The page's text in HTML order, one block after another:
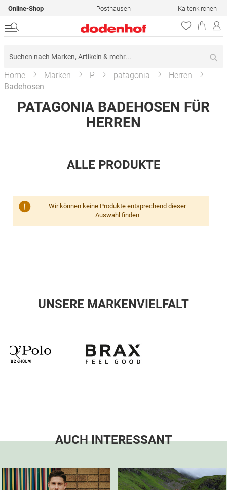
Online-Shop Posthausen Kaltenkirchen
Home Marken P patagonia
Herren
Badehosen
PATAGONIA BADEHOSEN FÜR
HERREN
ALLE PRODUKTE
Wir können keine Produkte entsprechend dieser
Auswahl finden
UNSERE MARKENVIELFALT
AUCH INTERESSANT